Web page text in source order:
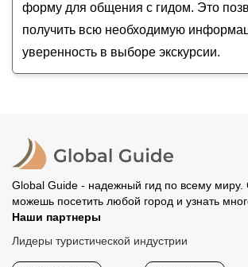
форму для общения с гидом. Это
получить всю необходимую
уверенность в выборе экскурсии.
Global Guide - надежный гид по всему
можешь посетить любой город и узнать
Наши партнеры
Лидеры туристической индустрии